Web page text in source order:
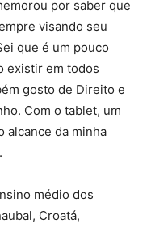
por saber que
visando seu
que é um pouco
existir em todos
gosto de Direito e
Com o tablet, um
alcance da minha
médio dos
Croatá,